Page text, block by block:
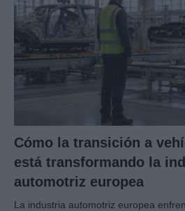
Cómo la transición a
está transformando la
automotriz europea
La industria automotriz europea